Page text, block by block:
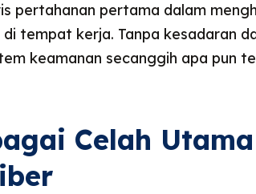
pertahanan pertama dalam
tempat kerja. Tanpa kesadaran
keamanan secanggih apa pun
Celah